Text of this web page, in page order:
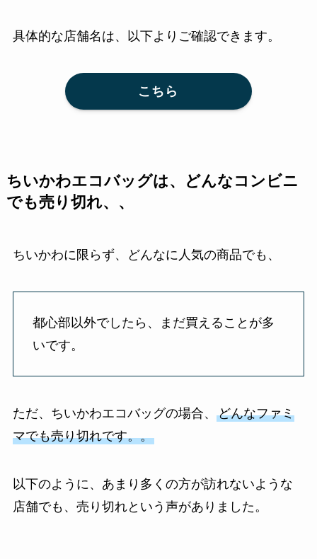
具体的な店舗名は、以下よりご確認できます。
こちら
ちいかわエコバッグは、どんなコンビニ
でも売り切れ、、
ちいかわに限らず、どんなに人気の商品でも、
都心部以外でしたら、まだ買えることが多
いです。
ただ、ちいかわエコバッグの場合、 どんなファミ
マでも売り切れです。。
以下のように、あまり多くの方が訪れないような
店舗でも、売り切れという声がありました。